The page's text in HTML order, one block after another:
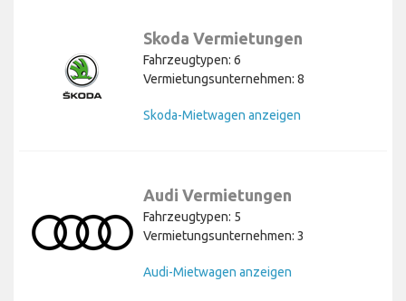
Skoda Vermietungen
Fahrzeugtypen: 6
Vermietungsunternehmen: 8
Skoda-Mietwagen anzeigen
Audi Vermietungen
Fahrzeugtypen: 5
Vermietungsunternehmen: 3
Audi-Mietwagen anzeigen